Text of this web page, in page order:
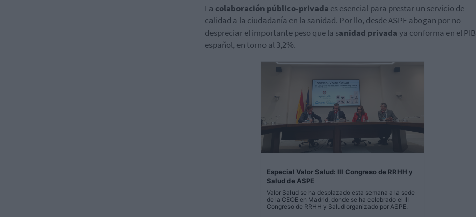
La colaboración público-privada es esencial para prestar un servicio de
calidad a la ciudadanía en la sanidad. Por llo, desde ASPE abogan por no
despreciar el importante peso que la sanidad privadaya conforma en el PIB
español, en torno al 3,2%.
Especial Valor Salud: III Congreso de RRHH y
Salud de ASPE
Valor Salud se ha desplazado esta semana a la sede
de la CEOE en Madrid, donde se ha celebrado el III
Congreso de RRHH y Salud organizado por ASPE.